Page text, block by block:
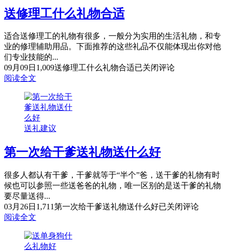
送修理工什么礼物合适
适合送修理工的礼物有很多，一般分为实用的生活礼物，和专
业的修理辅助用品。下面推荐的这些礼品不仅能体现出你对他
们专业技能的...
09月09日 1,009送修理工什么礼物合适已关闭评论
阅读全文
送礼建议
第一次给干爹送礼物送什么好
很多人都认有干爹，干爹就等于“半个”爸，送干爹的礼物有时
候也可以参照一些送爸爸的礼物，唯一区别的是送干爹的礼物
要尽量送得...
03月26日 1,711第一次给干爹送礼物送什么好已关闭评论
阅读全文